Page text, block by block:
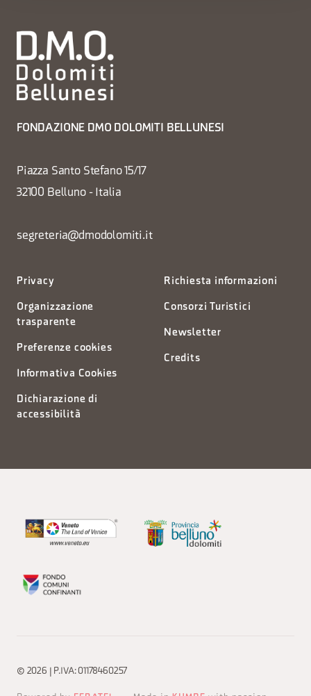
FONDAZIONE DMO DOLOMITI BELLUNESI
Piazza Santo Stefano 15/17
32100 Belluno - Italia
segreteria@dmodolomiti.it
Privacy
Organizzazione
trasparente
Preferenze cookies
Informativa Cookies
Dichiarazione di
accessibilità
Richiesta informazioni
Consorzi Turistici
Newsletter
Credits
© 2026 | P.IVA: 01178460257